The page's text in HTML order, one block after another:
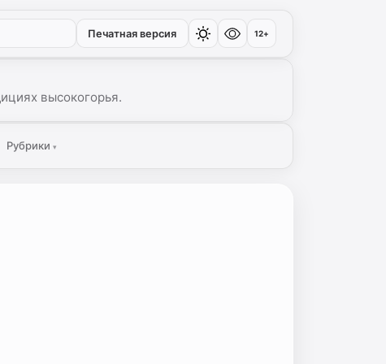
Печатная версия 12+
высокогорья.
Рубрики▾